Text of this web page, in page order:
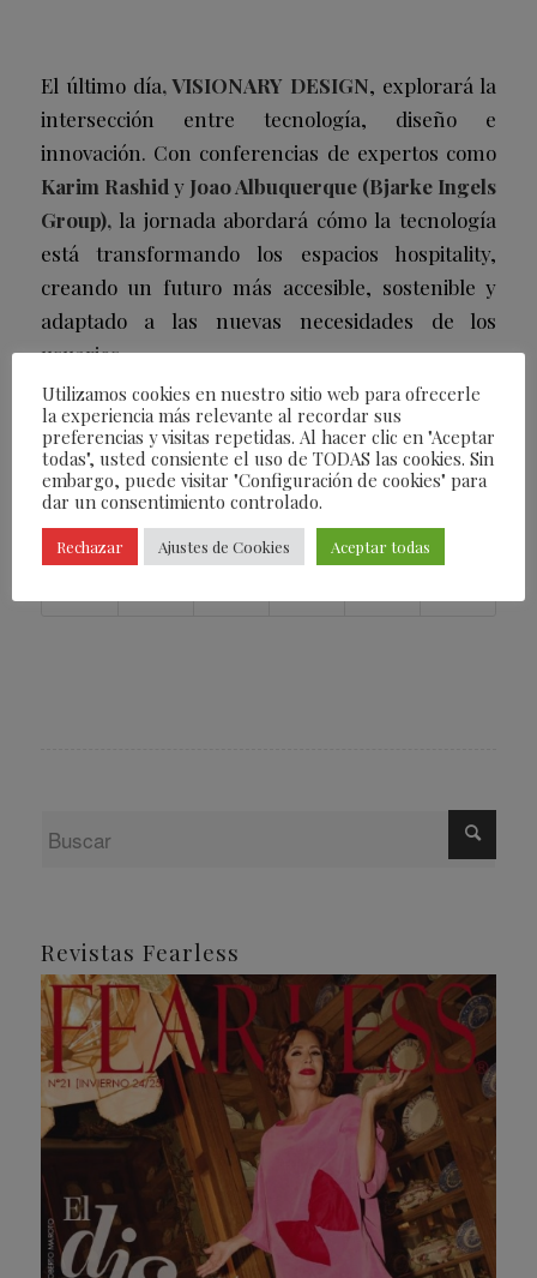
El último día, VISIONARY DESIGN, explorará la
intersección entre tecnología, diseño e
innovación. Con conferencias de expertos como
Karim Rashid yJoao Albuquerque (Bjarke Ingels
Group),la jornada abordará cómo la tecnología
está transformando los espacios hospitality,
creando un futuro más accesible, sostenible y
adaptado a las nuevas necesidades de los
usuarios.
21/11/2024 / PORFEARLESS
Compartir esta entrada
Revistas Fearless
Utilizamos cookies en nuestro sitio web para ofrecerle
la experiencia más relevante al recordar sus
preferencias y visitas repetidas. Al hacer clic en "Aceptar
todas", usted consiente el uso de TODAS las cookies. Sin
embargo, puede visitar "Configuración de cookies" para
dar un consentimiento controlado.
Rechazar Ajustes de Cookies Aceptar todas